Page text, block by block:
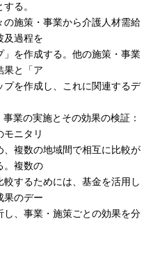
る。
策・事業から介護人材需給
及過程を
作成する。他の施策・事業
果と「ア
作成し、これに関連するデ
の実施とその効果の検証：
モニタリ
数の地域間で相互に比較が
。複数の
るためには、基金を活用し
果のデー
事業・施策ごとの効果を分